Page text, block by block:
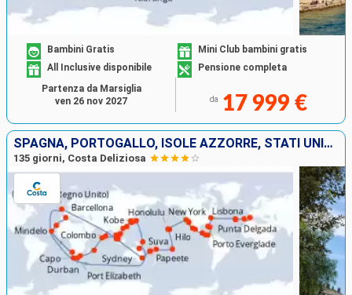
Bambini Gratis
Mini Club bambini gratis
All Inclusive disponibile
Pensione completa
da 17 999 €
Partenza da Marsiglia
ven 26 nov 2027
SPAGNA, PORTOGALLO, ISOLE AZZORRE, STATI UNITI, FLORIDA (USA), MESSICO, STATI UNITI, HAWAI, POLINESIA, FIJI, AUSTRALIA, GIAPPONE, SUD KOREA, TAIWAN, SUD AFRICA
135 giorni, Costa Deliziosa